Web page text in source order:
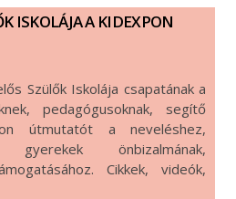
ISKOLÁJA A KIDEXPON
Szülők Iskolája csapatának a
pedagógusoknak, segítő
útmutatót a neveléshez,
önbizalmának,
Cikkek, videók,